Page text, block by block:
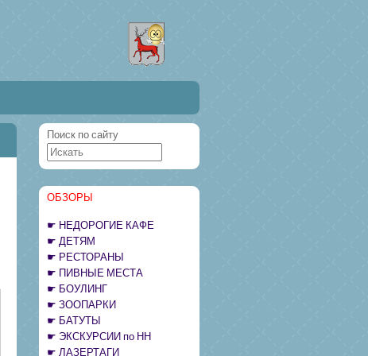
Поиск по сайту
ОБЗОРЫ
НЕДОРОГИЕ КАФЕ
ДЕТЯМ
РЕСТОРАНЫ
ПИВНЫЕ МЕСТА
БОУЛИНГ
ЗООПАРКИ
БАТУТЫ
ЭКСКУРСИИ по НН
ЛАЗЕРТАГИ